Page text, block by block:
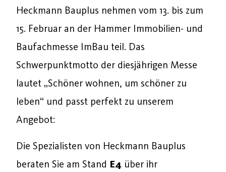
Heckmann Bauplus nehmen vom 13. bis zum
15. Februar an der Hammer Immobilien- und
Baufachmesse ImBau teil. Das
Schwerpunktmotto der diesjährigen Messe
lautet „Schöner wohnen, um schöner zu
leben“ und passt perfekt zu unserem
Angebot:
Die Spezialisten von Heckmann Bauplus
beraten Sie am Stand E4 über ihr